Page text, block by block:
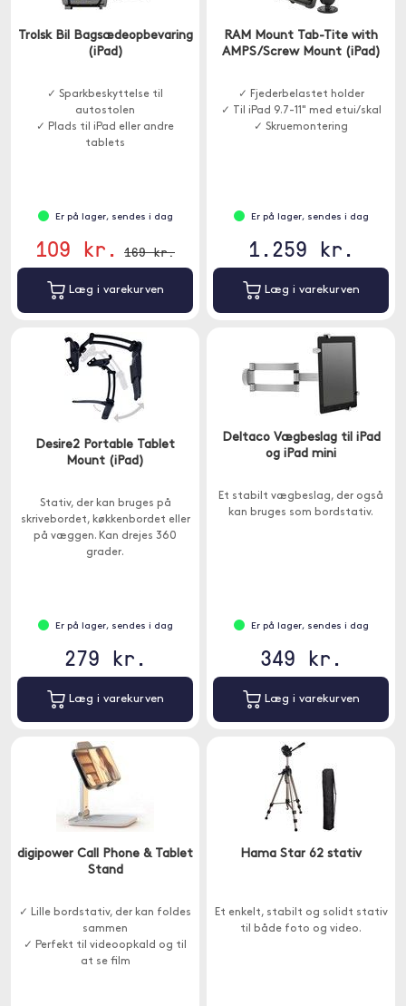
Trolsk Bil Bagsædeopbevaring
(iPad)
✓ Sparkbeskyttelse til
autostolen
✓ Plads til iPad eller andre
tablets
Er på lager, sendes i dag
109 kr. 169 kr.
Læg i varekurven
RAM Mount Tab-Tite with
AMPS/Screw Mount (iPad)
✓ Fjederbelastet holder
✓ Til iPad 9.7-11" med etui/skal
✓ Skruemontering
Er på lager, sendes i dag
1.259 kr.
Læg i varekurven
Desire2 Portable Tablet
Mount (iPad)
Stativ, der kan bruges på
skrivebordet, køkkenbordet eller
på væggen. Kan drejes 360
grader.
Er på lager, sendes i dag
279 kr.
Læg i varekurven
Deltaco Vægbeslag til iPad
og iPad mini
Et stabilt vægbeslag, der også
kan bruges som bordstativ.
Er på lager, sendes i dag
349 kr.
Læg i varekurven
digipower Call Phone & Tablet
Stand
✓ Lille bordstativ, der kan foldes
sammen
✓ Perfekt til videoopkald og til
at se film
Hama Star 62 stativ
Et enkelt, stabilt og solidt stativ
til både foto og video.